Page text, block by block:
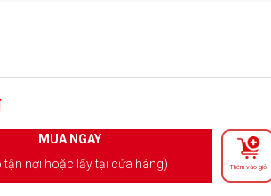
MUA NGAY
tận nơi hoặc lấy tại cửa hàng)
Thêm vào giỏ